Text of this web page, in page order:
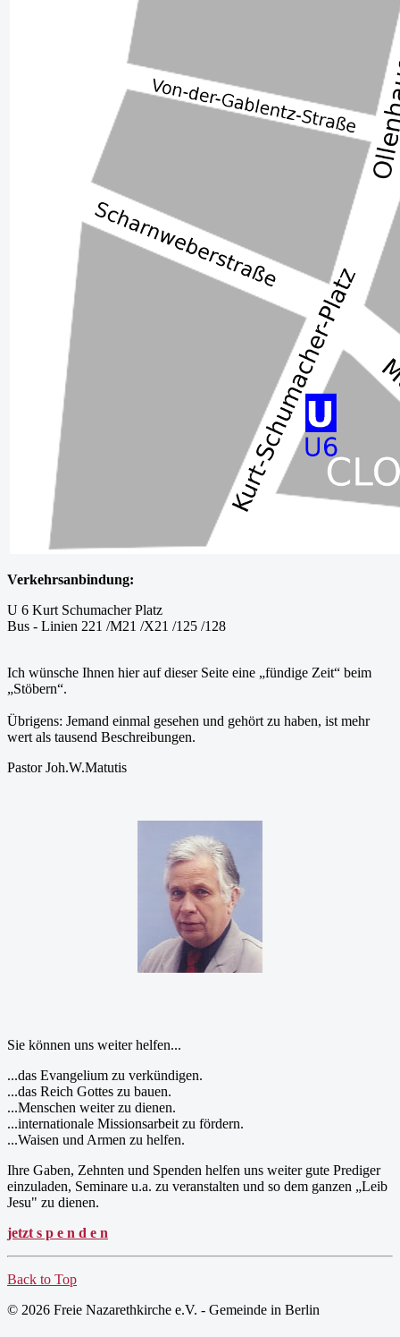
Verkehrsanbindung:
U 6 Kurt Schumacher Platz
Bus - Linien 221 /M21 /X21 /125 /128
Ich wünsche Ihnen hier auf dieser Seite eine „fündige Zeit“ beim
„Stöbern“.
Übrigens: Jemand einmal gesehen und gehört zu haben, ist mehr
wert als tausend Beschreibungen.
Pastor Joh.W.Matutis
Sie können uns weiter helfen...
...das Evangelium zu verkündigen.
...das Reich Gottes zu bauen.
...Menschen weiter zu dienen.
...internationale Missionsarbeit zu fördern.
...Waisen und Armen zu helfen.
Ihre Gaben, Zehnten und Spenden helfen uns weiter gute Prediger
einzuladen, Seminare u.a. zu veranstalten und so dem ganzen „Leib
Jesu" zu dienen.
jetzt s p e n d e n
Back to Top
© 2026 Freie Nazarethkirche e.V. - Gemeinde in Berlin